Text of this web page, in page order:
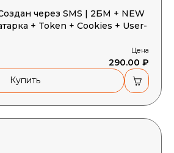
через SMS | 2БМ + NEW
+ Token + Cookies + User-
Цена
290.00 ₽
Купить